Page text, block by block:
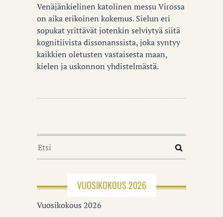
Venäjänkielinen katolinen messu Virossa
on aika erikoinen kokemus. Sielun eri
sopukat yrittävät jotenkin selviytyä siitä
kognitiivista dissonanssista, joka syntyy
kaikkien oletusten vastaisesta maan,
kielen ja uskonnon yhdistelmästä.
VUOSIKOKOUS 2026
Vuosikokous 2026